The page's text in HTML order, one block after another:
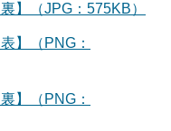
】（JPG：575KB）
】（PNG：
】（PNG：